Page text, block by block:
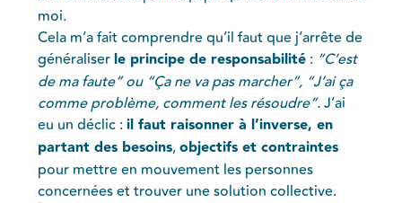
moi.
Cela m’a fait comprendre qu’il faut que j’arrête de
généraliserle principe de responsabilité : “C’est
de ma faute” ou “Ça ne va pas marcher”, “J’ai ça
comme problème, comment les résoudre”.J’ai
eu un déclic :il faut raisonner à l’inverse, en
partant des besoins,objectifs et contraintes
pour mettre en mouvement les personnes
concernées et trouver une solution collective.